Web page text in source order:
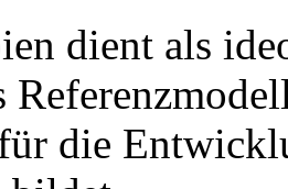
dient als
die